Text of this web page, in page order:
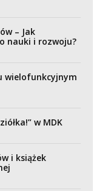
– Jak
nauki i rozwoju?
wielofunkcyjnym
w MDK
i książek